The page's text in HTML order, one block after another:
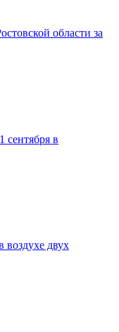
области за
сентября в
воздухе двух